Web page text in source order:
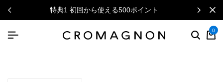
特典1 初回から使える500ポイント
0